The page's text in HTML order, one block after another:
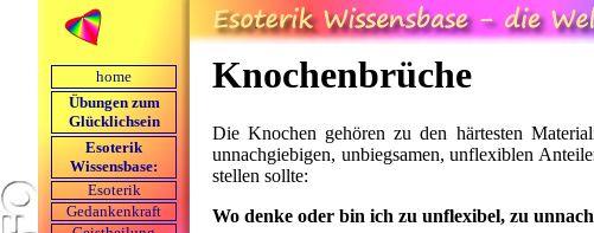
home
Übungen zum
Glücklichsein
Esoterik
Wissensbase:
Esoterik
Gedankenkraft
Knochenbrüche
Die Knochen gehören zu den härtesten
unnachgiebigen, unbiegsamen, unflexiblen
stellen sollte:
Wo denke oder bin ich zu unflexibel, zu